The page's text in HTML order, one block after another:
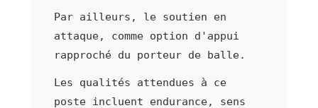
Par ailleurs, le soutien en
attaque, comme option d'appui
rapproché du porteur de balle.
Les qualités attendues à ce
poste incluent endurance, sens